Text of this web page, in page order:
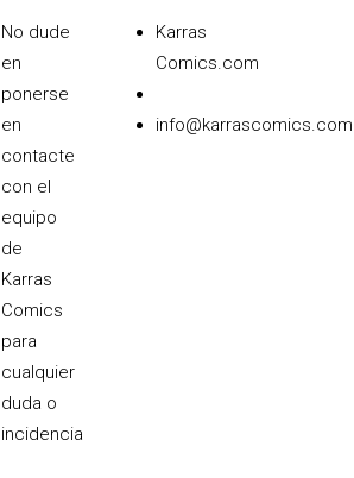
No dude
en
ponerse
en
contacte
con el
equipo
de
Karras
Comics
para
cualquier
duda o
incidencia
Karras
Comics.com
info@karrascomics.com